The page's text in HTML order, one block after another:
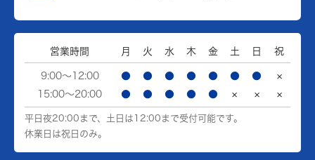
営業時間 月 火 水 木 金 土 日 祝
9:00～12:00 ● ● ● ● ● ● ●
×
15:00～20:00
● ● ● ● ● × × ×
平日夜20:00まで、土日は12:00まで受付可能です。
休業日は祝日のみ。